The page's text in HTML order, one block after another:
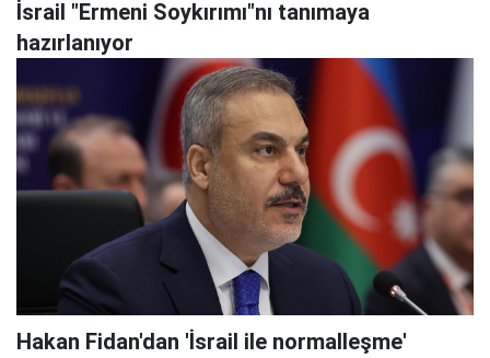
İsrail "Ermeni Soykırımı"nı tanımaya
hazırlanıyor
Hakan Fidan'dan 'İsrail ile normalleşme'